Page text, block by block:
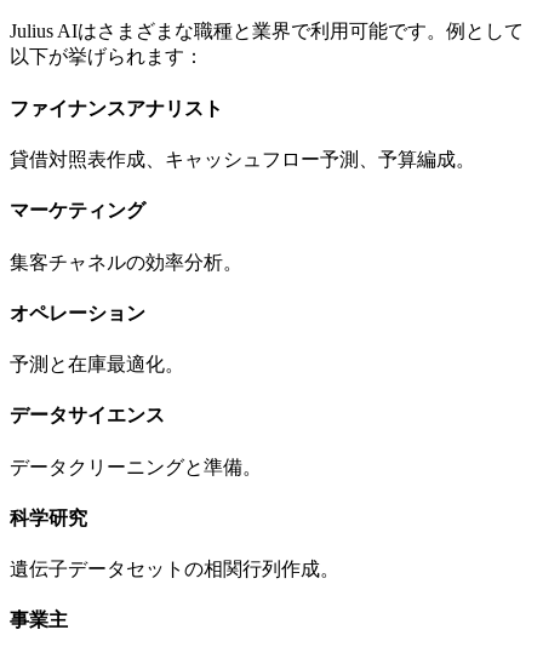
Julius AIはさまざまな職種と業界で利用可能です。例として
以下が挙げられます：
ファイナンスアナリスト
貸借対照表作成、キャッシュフロー予測、予算編成。
マーケティング
集客チャネルの効率分析。
オペレーション
予測と在庫最適化。
データサイエンス
データクリーニングと準備。
科学研究
遺伝子データセットの相関行列作成。
事業主